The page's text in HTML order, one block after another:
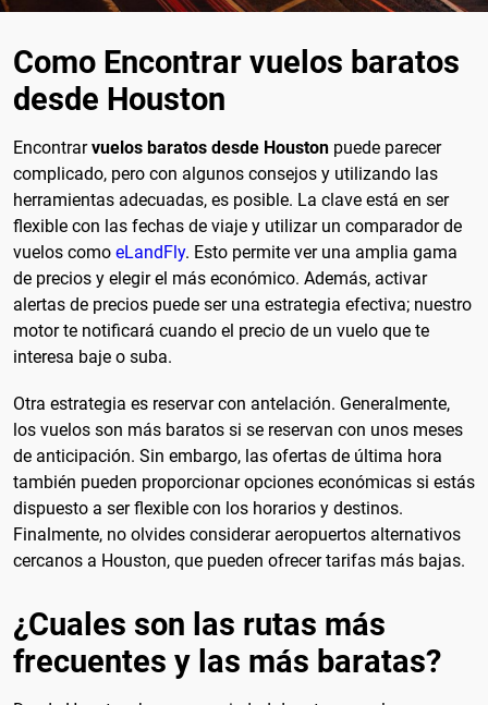
Como Encontrar vuelos baratos
desde Houston
Encontrarvuelos baratos desde Houston puede parecer
complicado, pero con algunos consejos y utilizando las
herramientas adecuadas, es posible. La clave está en ser
flexible con las fechas de viaje y utilizar un comparador de
vuelos como eLandFly. Esto permite ver una amplia gama
de precios y elegir el más económico. Además, activar
alertas de precios puede ser una estrategia efectiva; nuestro
motor te notificará cuando el precio de un vuelo que te
interesa baje o suba.
Otra estrategia es reservar con antelación. Generalmente,
los vuelos son más baratos si se reservan con unos meses
de anticipación. Sin embargo, las ofertas de última hora
también pueden proporcionar opciones económicas si estás
dispuesto a ser flexible con los horarios y destinos.
Finalmente, no olvides considerar aeropuertos alternativos
cercanos a Houston, que pueden ofrecer tarifas más bajas.
¿Cuales son las rutas más
frecuentes y las más baratas?